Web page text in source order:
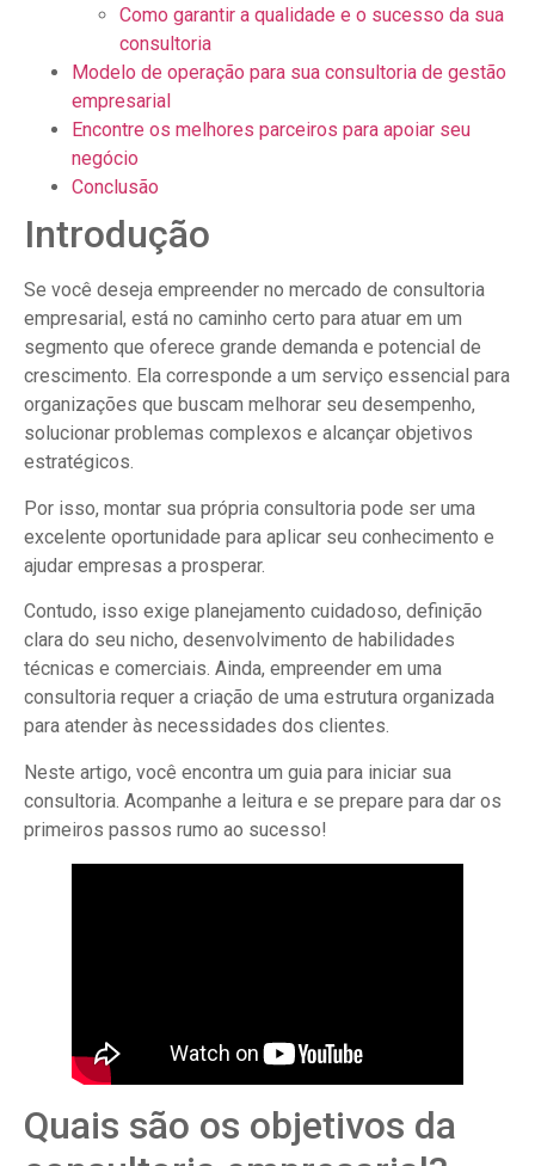
Como garantir a qualidade e o sucesso da sua
consultoria
Modelo de operação para sua consultoria de gestão
empresarial
Encontre os melhores parceiros para apoiar seu
negócio
Conclusão
Introdução
Se você deseja empreender no mercado de consultoria
empresarial, está no caminho certo para atuar em um
segmento que oferece grande demanda e potencial de
crescimento. Ela corresponde a um serviço essencial para
organizações que buscam melhorar seu desempenho,
solucionar problemas complexos e alcançar objetivos
estratégicos.
Por isso, montar sua própria consultoria pode ser uma
excelente oportunidade para aplicar seu conhecimento e
ajudar empresas a prosperar.
Contudo, isso exige planejamento cuidadoso, definição
clara do seu nicho, desenvolvimento de habilidades
técnicas e comerciais. Ainda, empreender em uma
consultoria requer a criação de uma estrutura organizada
para atender às necessidades dos clientes.
Neste artigo, você encontra um guia para iniciar sua
consultoria. Acompanhe a leitura e se prepare para dar os
primeiros passos rumo ao sucesso!
Quais são os objetivos da